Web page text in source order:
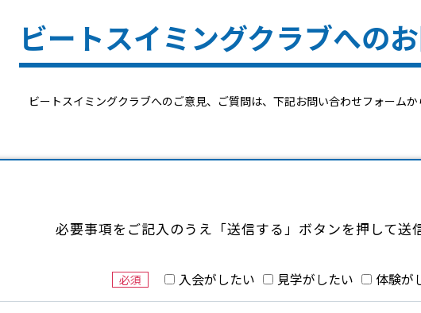
ビートスイミングクラブへの
ビートスイミングクラブへのご意見、ご質問は、 下記お問い合わせフォームか
必要事項をご記入のうえ「送信する」 ボタンを押して送
必須 入会がしたい 見学がしたい 体験が